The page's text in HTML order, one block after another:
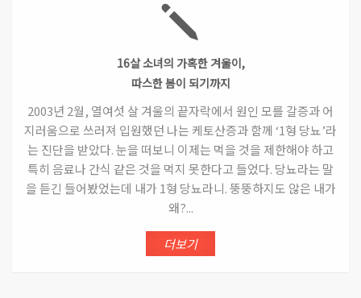
16살 소녀의 가혹한 겨울이,
따스한 봄이 되기까지
2003년 2월, 열여섯 살 겨울의 끝자락에서 원인 모를 갈증과 어
지러움으로 쓰러져 입원했던 나는 케토산증과 함께 ‘1형 당뇨’라
는 진단을 받았다. 눈을 떠보니 이제는 먹을 것을 제한해야 하고
특히 음료나 간식 같은 것을 먹지 못한다고 들었다. 당뇨라는 말
을 듣긴 들어봤었는데 내가 1형 당뇨라니. 뚱뚱하지도 않은 내가
왜?...
더보기